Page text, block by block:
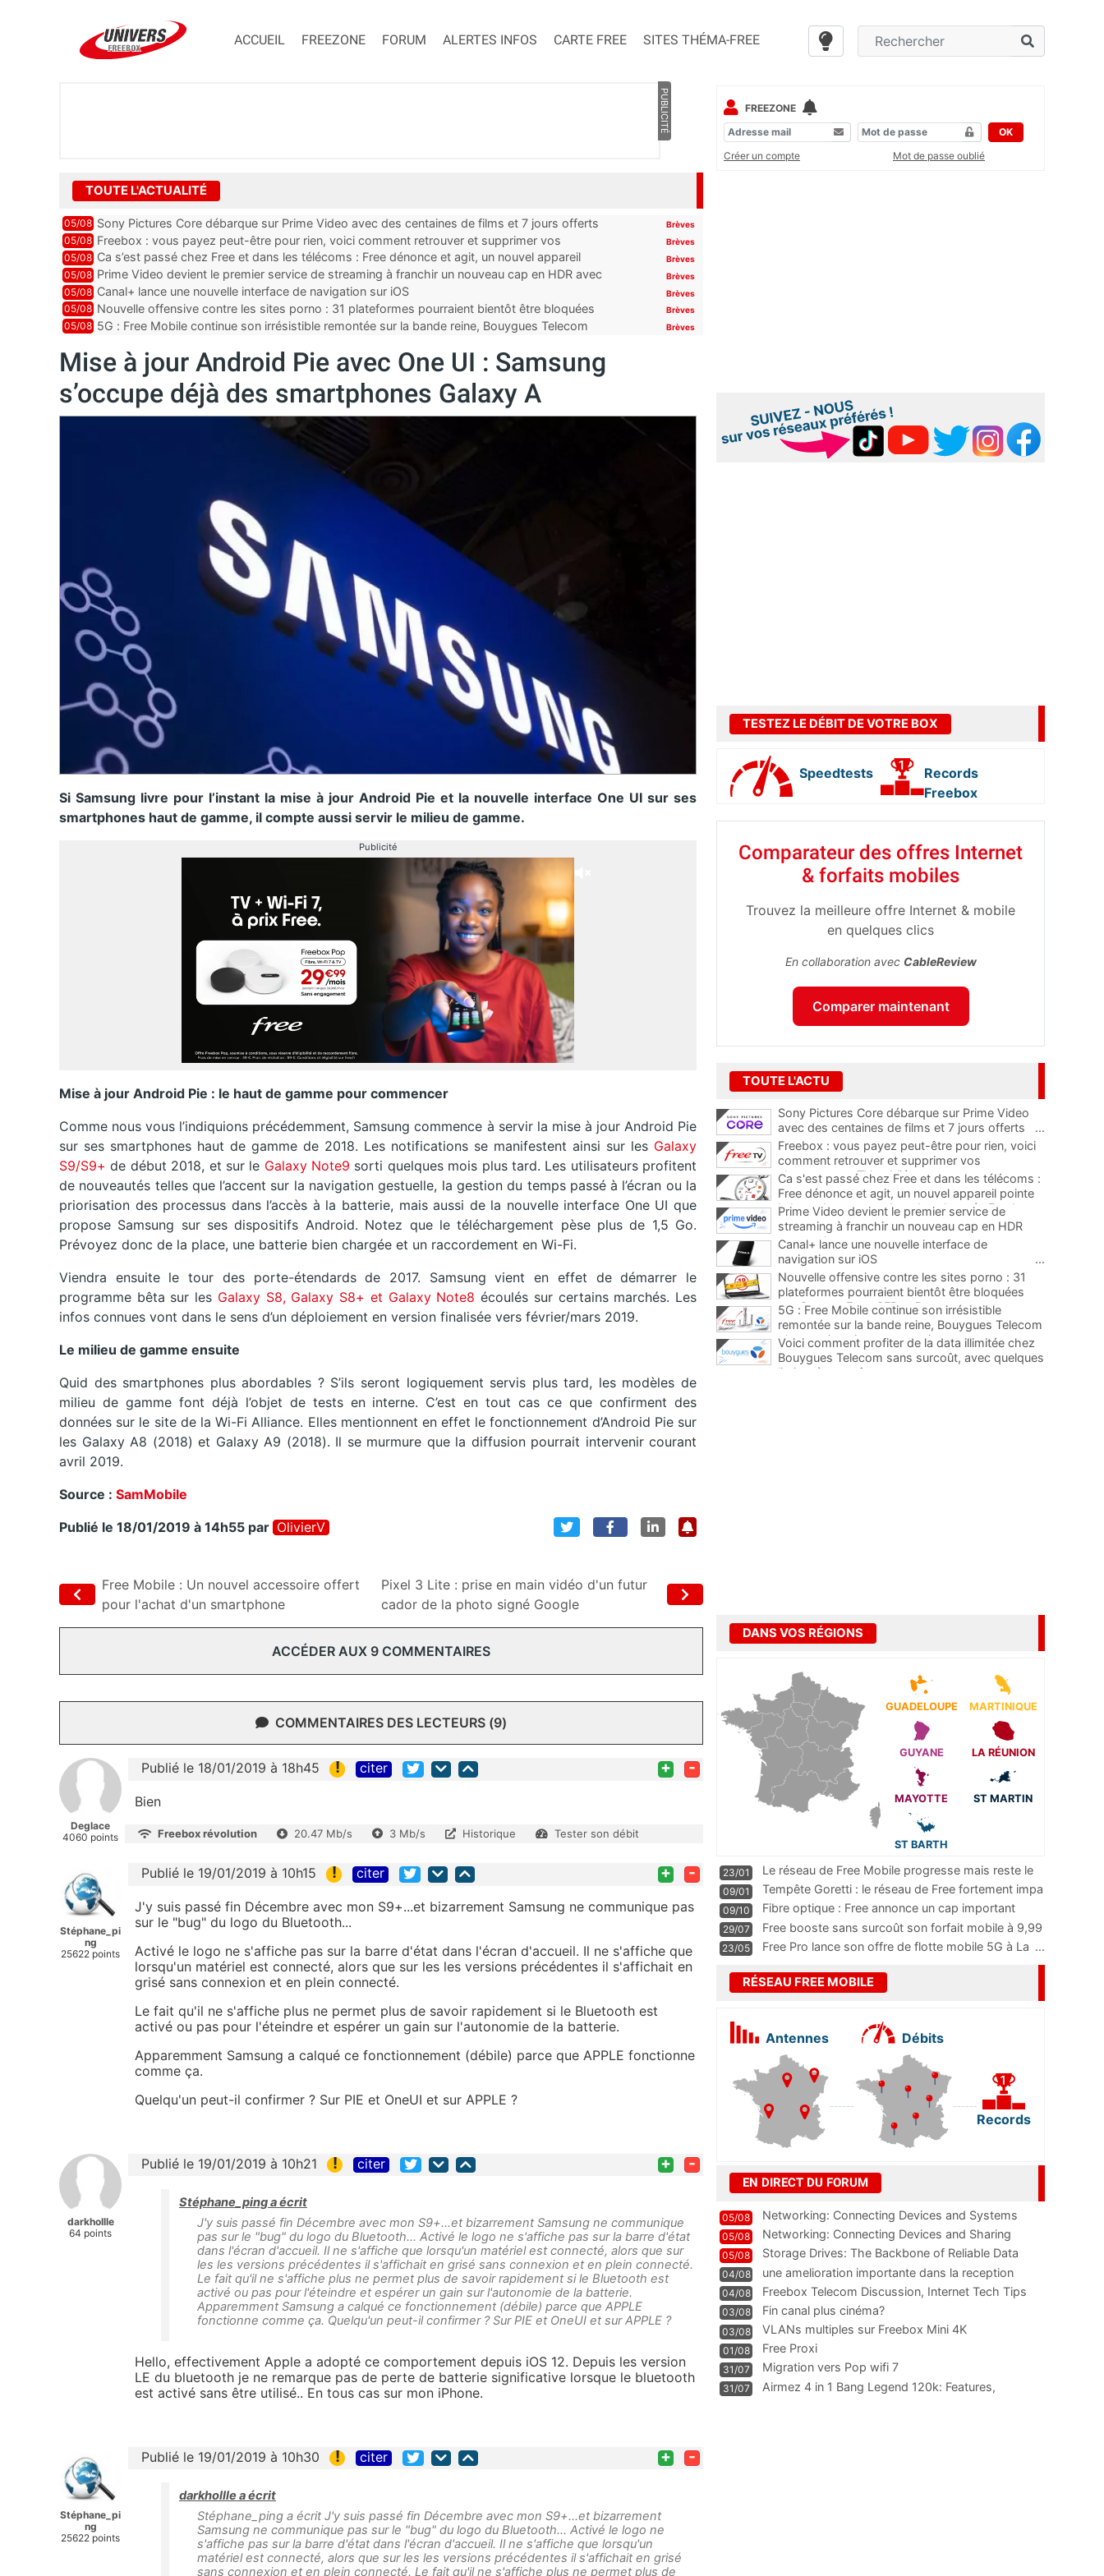
ACCUEIL FREEZONE FORUM ALERTES INFOS CARTE FREE SITES THÉMA-FREE
PUBLICITÉ
TOUTE L'ACTUALITÉ
05/08 Sony Pictures Core débarque sur Prime Video avec des centaines de films et 7 jours offerts Brèves
05/08 Freebox : vous payez peut-être pour rien, voici comment retrouver et supprimer vos
abonnements TV oubliés
Brèves
05/08 Ca s’est passé chez Free et dans les télécoms : Free dénonce et agit, un nouvel appareil
pointe le bout de...
Brèves
05/08 Prime Video devient le premier service de streaming à franchir un nouveau cap en HDR avec
ce lancement
Brèves
05/08 Canal+ lance une nouvelle interface de navigation sur iOS Brèves
05/08 Nouvelle offensive contre les sites porno : 31 plateformes pourraient bientôt être bloquées
par Orange, Free, SF...
Brèves
05/08 5G : Free Mobile continue son irrésistible remontée sur la bande reine, Bouygues Telecom
Brèves
Mise à jour Android Pie avec One UI : Samsung
s’occupe déjà des smartphones Galaxy A
Si Samsung livre pour l’instant la mise à jour Android Pie et la nouvelle interface One UI sur ses
smartphones haut de gamme, il compte aussi servir le milieu de gamme.
Publicité
Mise à jour Android Pie : le haut de gamme pour commencer
Comme nous vous l’indiquions précédemment, Samsung commence à servir la mise à jour Android Pie
sur ses smartphones haut de gamme de 2018. Les notifications se manifestent ainsi sur les Galaxy
S9/S9+ de début 2018, et sur le Galaxy Note9 sorti quelques mois plus tard. Les utilisateurs profitent
de nouveautés telles que l’accent sur la navigation gestuelle, la gestion du temps passé à l’écran ou la
priorisation des processus dans l’accès à la batterie, mais aussi de la nouvelle interface One UI que
propose Samsung sur ses dispositifs Android. Notez que le téléchargement pèse plus de 1,5 Go.
Prévoyez donc de la place, une batterie bien chargée et un raccordement en Wi-Fi.
Viendra ensuite le tour des porte-étendards de 2017. Samsung vient en effet de démarrer le
programme bêta sur les Galaxy S8, Galaxy S8+ et Galaxy Note8 écoulés sur certains marchés. Les
infos connues vont dans le sens d’un déploiement en version finalisée vers février/mars 2019.
Le milieu de gamme ensuite
Quid des smartphones plus abordables ? S’ils seront logiquement servis plus tard, les modèles de
milieu de gamme font déjà l’objet de tests en interne. C’est en tout cas ce que confirment des
données sur le site de la Wi-Fi Alliance. Elles mentionnent en effet le fonctionnement d’Android Pie sur
les Galaxy A8 (2018) et Galaxy A9 (2018). Il se murmure que la diffusion pourrait intervenir courant
avril 2019.
Source : SamMobile
Publié le 18/01/2019 à 14h55 par OlivierV
Free Mobile : Un nouvel accessoire offert
pour l'achat d'un smartphone
Pixel 3 Lite : prise en main vidéo d'un futur
cador de la photo signé Google
ACCÉDER AUX 9 COMMENTAIRES
COMMENTAIRES DES LECTEURS (9)
Deglace
4060 points
Publié le 18/01/2019 à 18h45 ! citer + -
Bien
Freebox révolution 20.47 Mb/s 3 Mb/s Historique Tester son débit
Stéphane_pi
ng
25622 points
Publié le 19/01/2019 à 10h15 ! citer + -
J'y suis passé fin Décembre avec mon S9+...et bizarrement Samsung ne communique pas
sur le "bug" du logo du Bluetooth...
Activé le logo ne s'affiche pas sur la barre d'état dans l'écran d'accueil. Il ne s'affiche que
lorsqu'un matériel est connecté, alors que sur les les versions précédentes il s'affichait en
grisé sans connexion et en plein connecté.
Le fait qu'il ne s'affiche plus ne permet plus de savoir rapidement si le Bluetooth est
activé ou pas pour l'éteindre et espérer un gain sur l'autonomie de la batterie.
Apparemment Samsung a calqué ce fonctionnement (débile) parce que APPLE fonctionne
comme ça.
Quelqu'un peut-il confirmer ? Sur PIE et OneUI et sur APPLE ?
darkhollle
64 points
Publié le 19/01/2019 à 10h21 ! citer + -
Stéphane_ping a écrit
J'y suis passé fin Décembre avec mon S9+...et bizarrement Samsung ne communique
pas sur le "bug" du logo du Bluetooth... Activé le logo ne s'affiche pas sur la barre d'état
dans l'écran d'accueil. Il ne s'affiche que lorsqu'un matériel est connecté, alors que sur
les les versions précédentes il s'affichait en grisé sans connexion et en plein connecté.
Le fait qu'il ne s'affiche plus ne permet plus de savoir rapidement si le Bluetooth est
activé ou pas pour l'éteindre et espérer un gain sur l'autonomie de la batterie.
Apparemment Samsung a calqué ce fonctionnement (débile) parce que APPLE
fonctionne comme ça. Quelqu'un peut-il confirmer ? Sur PIE et OneUI et sur APPLE ?
Hello, effectivement Apple a adopté ce comportement depuis iOS 12. Depuis les version
LE du bluetooth je ne remarque pas de perte de batterie significative lorsque le bluetooth
est activé sans être utilisé.. En tous cas sur mon iPhone.
Stéphane_pi
ng
25622 points
Publié le 19/01/2019 à 10h30 ! citer + -
darkhollle a écrit
Stéphane_ping a écrit J'y suis passé fin Décembre avec mon S9+...et bizarrement
Samsung ne communique pas sur le "bug" du logo du Bluetooth... Activé le logo ne
s'affiche pas sur la barre d'état dans l'écran d'accueil. Il ne s'affiche que lorsqu'un
matériel est connecté, alors que sur les les versions précédentes il s'affichait en grisé
sans connexion et en plein connecté. Le fait qu'il ne s'affiche plus ne permet plus de
FREEZONE
OK
Créer un compte
Mot de passe oublié
TESTEZ LE DÉBIT DE VOTRE BOX
Speedtests
Records
Freebox
Comparateur des offres Internet
& forfaits mobiles
Trouvez la meilleure offre Internet & mobile
en quelques clics
En collaboration avec CableReview
Comparer maintenant
TOUTE L'ACTU
Sony Pictures Core débarque sur Prime Video
avec des centaines de films et 7 jours offerts
...
Freebox : vous payez peut-être pour rien, voici
comment retrouver et supprimer vos
abonnements TV oubliés
...
Ca s'est passé chez Free et dans les télécoms :
Free dénonce et agit, un nouvel appareil pointe
le bout de son nez chez des abonnés Freebox...
Prime Video devient le premier service de
streaming à franchir un nouveau cap en HDR
avec ce lancement
Canal+ lance une nouvelle interface de
navigation sur iOS
...
Nouvelle offensive contre les sites porno : 31
plateformes pourraient bientôt être bloquées
par Orange, Free, SFR et Bouygues
5G : Free Mobile continue son irrésistible
remontée sur la bande reine, Bouygues Telecom
plus que jamais sous pression
Voici comment profiter de la data illimitée chez
Bouygues Telecom sans surcoût, avec quelques
limites à connaître
DANS VOS RÉGIONS
GUADELOUPE MARTINIQUE
GUYANE LA RÉUNION
MAYOTTE ST MARTIN
ST BARTH
23/01
Le réseau de Free Mobile progresse mais reste le
m
...
09/01
Tempête Goretti : le réseau de Free fortement impa
09/10
Fibre optique : Free annonce un cap important
pass
...
29/07
Free booste sans surcoût son forfait mobile à 9,99
23/05 Free Pro lance son offre de flotte mobile 5G à La ...
RÉSEAU FREE MOBILE
Antennes Débits
Records
EN DIRECT DU FORUM
05/08 Networking: Connecting Devices and Systems
05/08
Networking: Connecting Devices and Sharing
Information
05/08
Storage Drives: The Backbone of Reliable Data
Management
04/08
une amelioration importante dans la reception
WIFI
04/08
Freebox Telecom Discussion, Internet Tech Tips
Communi
03/08 Fin canal plus cinéma?
03/08 VLANs multiples sur Freebox Mini 4K
01/08 Free Proxi
31/07 Migration vers Pop wifi 7
31/07
Airmez 4 in 1 Bang Legend 120k: Features,